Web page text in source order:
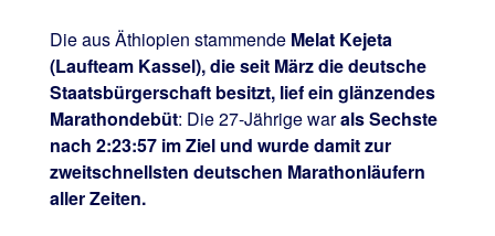
Die aus Äthiopien stammende Melat Kejeta
(Laufteam Kassel), die seit März die deutsche
Staatsbürgerschaft besitzt, lief ein glänzendes
Marathondebüt: Die 27-Jährige warals Sechste
nach 2:23:57 im Ziel und wurde damit zur
zweitschnellsten deutschen Marathonläufern
aller Zeiten.